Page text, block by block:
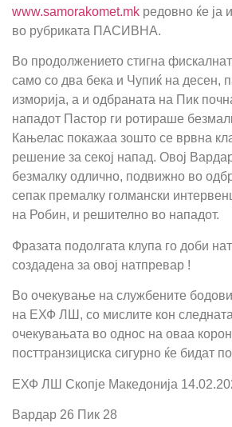
www.samorakomet.mk редовно ќе ја
во рубриката ПАСИВНА.
Во продолжението стигна
само со два бека и Чупиќ на десен,
изморија, а и одбраната на Пик
нападот Пастор ги ротираше
Кањелас покажаа зошто се врвна
решение за секој напад. Овој
безмалку одлично, подвижно во
сепак премалку голмански
на Робин, и решително во нападот.
Фразата подолгата клупа го доби
создадена за овој натпревар !
Во очекување на службените
на ЕХФ ЛШ, со мислите кон следната
очекувањата во однос на оваа
посттранзициска сигурно ќе бидат
ЕХФ ЛШ Скопје Македонија
Вардар 26 Пик 28